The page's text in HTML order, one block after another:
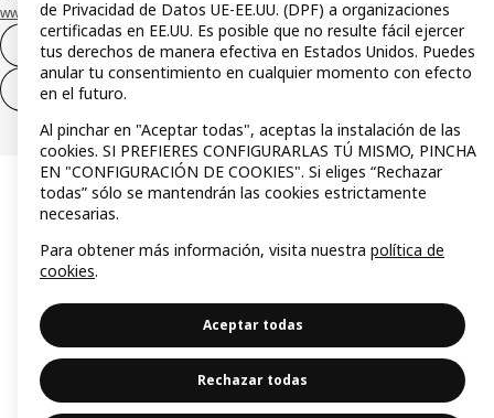
www.caixabankpc.com/es/productos. ​
Desistimiento del contrato
Desistimiento de solo servicios
de Privacidad de Datos UE-EE.UU. (DPF) a organizaciones
certificadas en EE.UU. Es posible que no resulte fácil ejercer
tus derechos de manera efectiva en Estados Unidos. Puedes
anular tu consentimiento en cualquier momento con efecto
en el futuro.
Al pinchar en "Aceptar todas", aceptas la instalación de las
cookies. SI PREFIERES CONFIGURARLAS TÚ MISMO, PINCHA
EN "CONFIGURACIÓN DE COOKIES". Si eliges “Rechazar
todas” sólo se mantendrán las cookies estrictamente
necesarias.
Para obtener más información, visita nuestra política de
cookies.
Aceptar todas
Rechazar todas